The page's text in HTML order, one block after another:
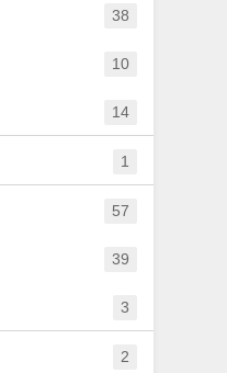
38
10
14
1
57
39
3
2